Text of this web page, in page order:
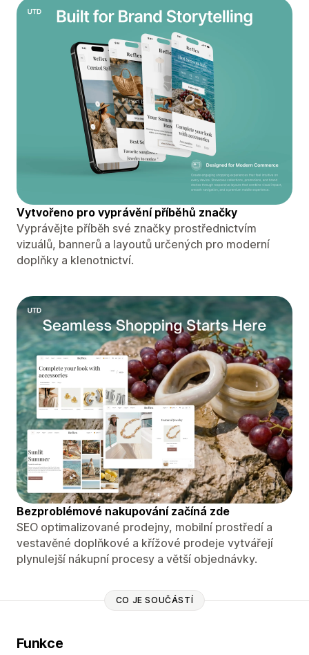
Vytvořeno pro vyprávění příběhů značky
Vyprávějte příběh své značky prostřednictvím
vizuálů, bannerů a layoutů určených pro moderní
doplňky a klenotnictví.
Bezproblémové nakupování začíná zde
SEO optimalizované prodejny, mobilní prostředí a
vestavěné doplňkové a křížové prodeje vytvářejí
plynulejší nákupní procesy a větší objednávky.
CO JE SOUČÁSTÍ
Funkce